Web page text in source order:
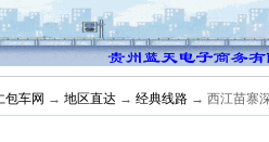
包车网 → 地区直达→ 经典线路→ 西江苗寨